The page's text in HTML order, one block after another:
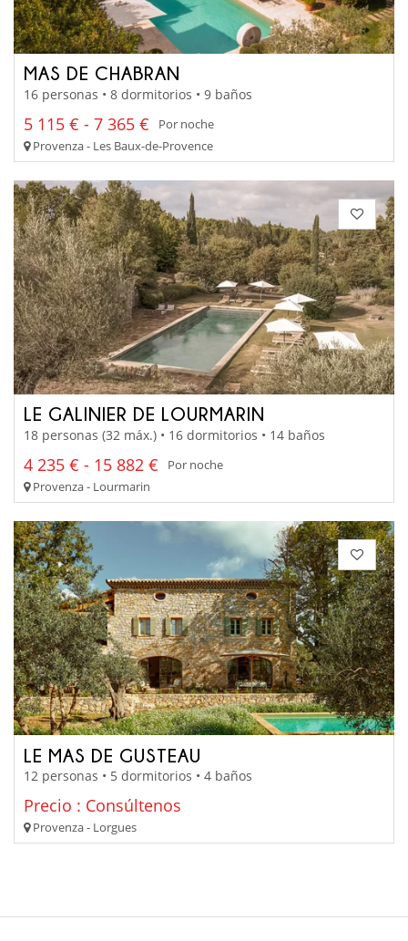
MAS DE CHABRAN
16 personas • 8 dormitorios • 9 baños
5 115 € - 7 365 €
Por noche
Provenza - Les Baux-de-Provence
LE GALINIER DE LOURMARIN
18 personas (32 máx.) • 16 dormitorios • 14 baños
4 235 € - 15 882 €
Por noche
Provenza - Lourmarin
LE MAS DE GUSTEAU
12 personas • 5 dormitorios • 4 baños
Precio : Consúltenos
Provenza - Lorgues